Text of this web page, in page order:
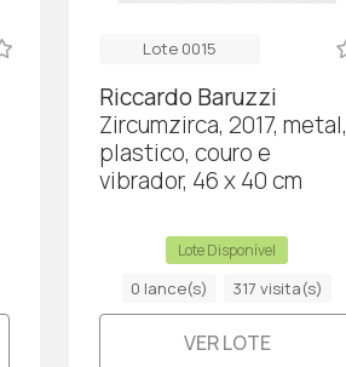
Lote 0015
Riccardo Baruzzi
Zircumzirca, 2017, metal,
plastico, couro e
vibrador, 46 x 40 cm
Lote Disponível
0 lance(s) 317 visita(s)
VER LOTE